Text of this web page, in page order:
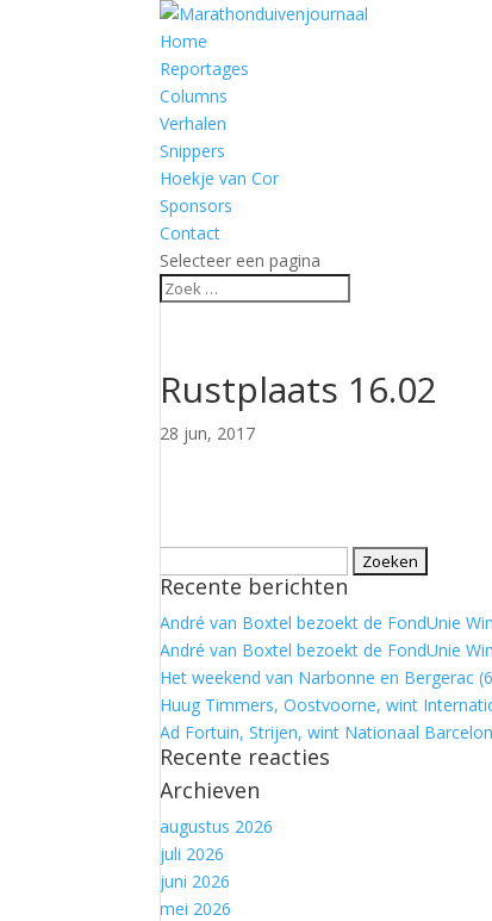
Home
Reportages
Columns
Verhalen
Snippers
Hoekje van Cor
Sponsors
Contact
Selecteer een pagina
Rustplaats 16.02
28 jun, 2017
naar:
Recente berichten
André van Boxtel bezoekt de FondUnie
André van Boxtel bezoekt de FondUnie
Het weekend van Narbonne en Bergerac
Huug Timmers, Oostvoorne, wint
Ad Fortuin, Strijen, wint Nationaal
Recente reacties
Archieven
augustus 2026
juli 2026
juni 2026
mei 2026